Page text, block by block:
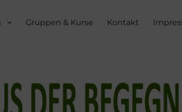
Gruppen & Kurse Kontakt